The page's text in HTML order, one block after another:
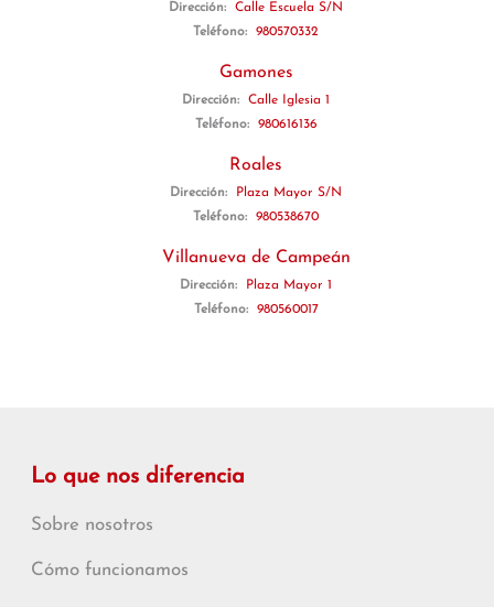
Dirección:
Calle Escuela S/N
Teléfono:
980570332
Gamones
Dirección:
Calle Iglesia 1
Teléfono:
980616136
Roales
Dirección:
Plaza Mayor S/N
Teléfono:
980538670
Villanueva de Campeán
Dirección:
Plaza Mayor 1
Teléfono:
980560017
Lo que nos diferencia
Sobre nosotros
Cómo funcionamos